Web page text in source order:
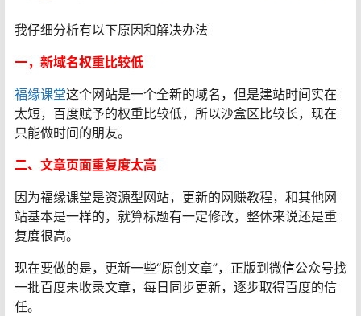
我仔细分析有以下原因和解决办法
一，新域名权重比较低
福缘课堂这个网站是一个全新的域名，但是建站时间实在
太短，百度赋予的权重比较低，所以沙盒区比较长，现在
只能做时间的朋友。
二、文章页面重复度太高
因为福缘课堂是资源型网站，更新的网赚教程，和其他网
站基本是一样的，就算标题有一定修改，整体来说还是重
复度很高。
现在要做的是，更新一些“原创文章”，正版到微信公众号找
一批百度未收录文章，每日同步更新，逐步取得百度的信
任。